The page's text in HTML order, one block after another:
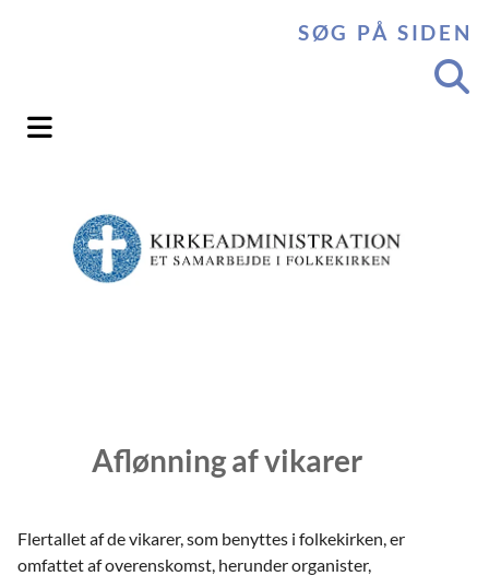
SØG PÅ SIDEN
Aflønning af vikarer
Flertallet af de vikarer, som benyttes i folkekirken, er
omfattet af overenskomst, herunderorganister,